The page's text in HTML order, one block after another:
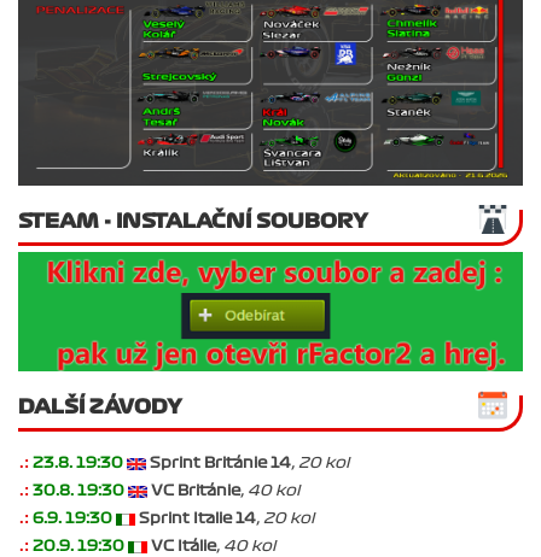
STEAM - INSTALAČNÍ SOUBORY
DALŠÍ ZÁVODY
.: 23.8. 19:30 Sprint Británie 14, 20 kol
.: 30.8. 19:30 VC Británie, 40 kol
.: 6.9. 19:30 Sprint Italie 14, 20 kol
.: 20.9. 19:30 VC Itálie, 40 kol